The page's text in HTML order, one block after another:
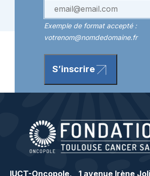
Exemple de format accepté :
votrenom@nomdedomaine.fr
S’inscrire
IUCT-Oncopole, 1 avenue Irène